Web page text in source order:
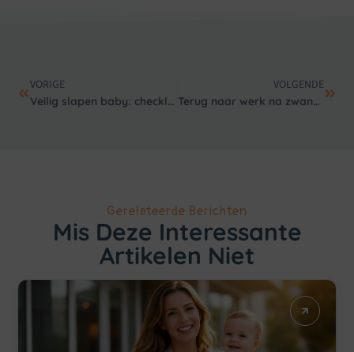
VORIGE
Veilig slapen baby: checklist voor een veilige slaapomgeving
VOLGENDE
Terug naar werk na zwangerschap: zo maak je de overgang zachter
Gerelateerde Berichten
Mis Deze Interessante
Artikelen Niet